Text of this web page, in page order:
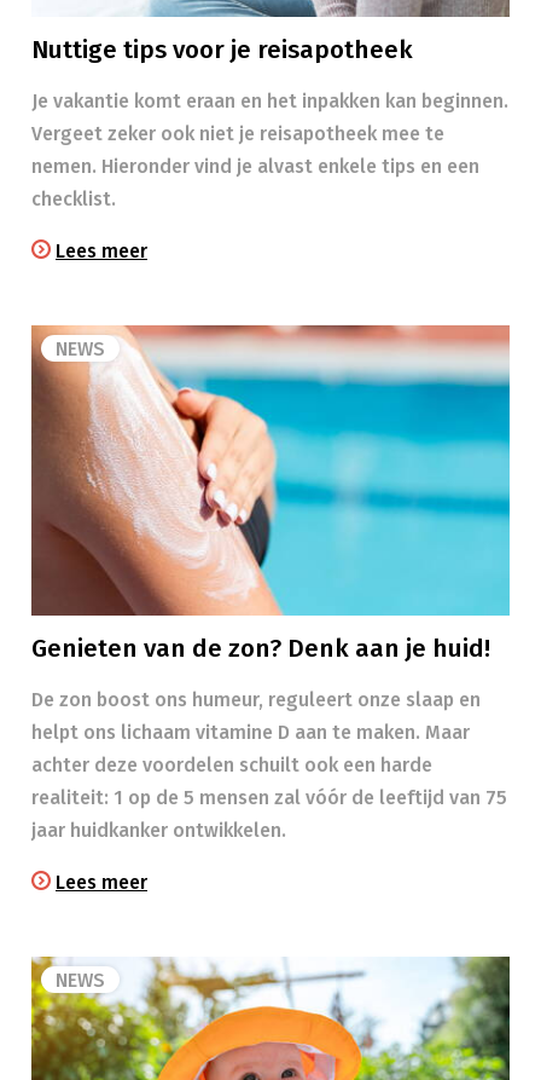
Nuttige tips voor je reisapotheek
Je vakantie komt eraan en het inpakken kan beginnen.
Vergeet zeker ook niet je reisapotheek mee te
nemen. Hieronder vind je alvast enkele tips en een
checklist.
Lees meer
NEWS
Genieten van de zon? Denk aan je huid!
​​De zon boost ons humeur, reguleert onze slaap en
helpt ons lichaam vitamine D aan te maken. Maar
achter deze voordelen schuilt ook een harde
realiteit: 1 op de 5 mensen zal vóór de leeftijd van 75
jaar huidkanker ontwikkelen.
Lees meer
NEWS